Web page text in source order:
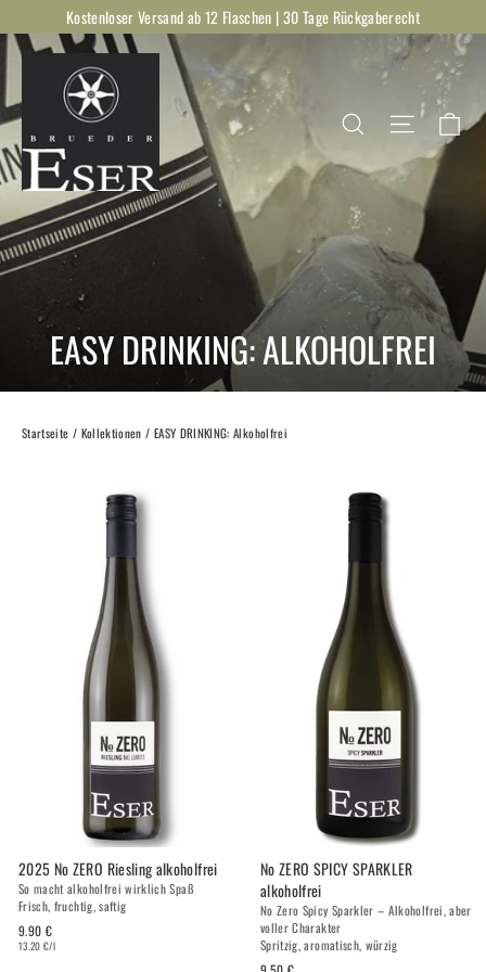
zum
Inhalt
Kostenloser Versand ab 12 Flaschen | 30 Tage Rückgaberecht
Suche
EASY DRINKING: ALKOHOLFREI
Startseite / Kollektionen / EASY DRINKING: Alkoholfrei
2025 No ZERO Riesling alkoholfrei
So macht alkoholfrei wirklich Spaß
Frisch, fruchtig, saftig
9.90 €
13.20 €/l
No ZERO SPICY SPARKLER
alkoholfrei
No Zero Spicy Sparkler – Alkoholfrei, aber
voller Charakter
Spritzig, aromatisch, würzig